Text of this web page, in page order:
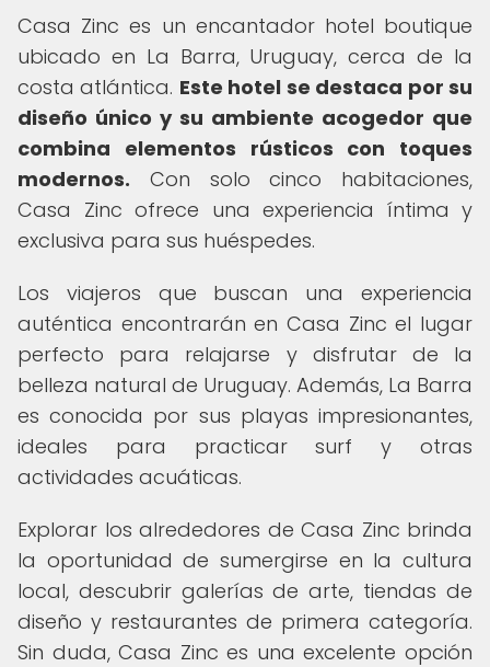
Casa Zinc es un encantador hotel boutique
ubicado en La Barra, Uruguay, cerca de la
costa atlántica. Este hotel se destaca por su
diseño único y su ambiente acogedor que
combina elementos rústicos con toques
modernos. Con solo cinco habitaciones,
Casa Zinc ofrece una experiencia íntima y
exclusiva para sus huéspedes.
Los viajeros que buscan una experiencia
auténtica encontrarán en Casa Zinc el lugar
perfecto para relajarse y disfrutar de la
belleza natural de Uruguay. Además, La Barra
es conocida por sus playas impresionantes,
ideales para practicar surf y otras
actividades acuáticas.
Explorar los alrededores de Casa Zinc brinda
la oportunidad de sumergirse en la cultura
local, descubrir galerías de arte, tiendas de
diseño y restaurantes de primera categoría.
Sin duda, Casa Zinc es una excelente opción